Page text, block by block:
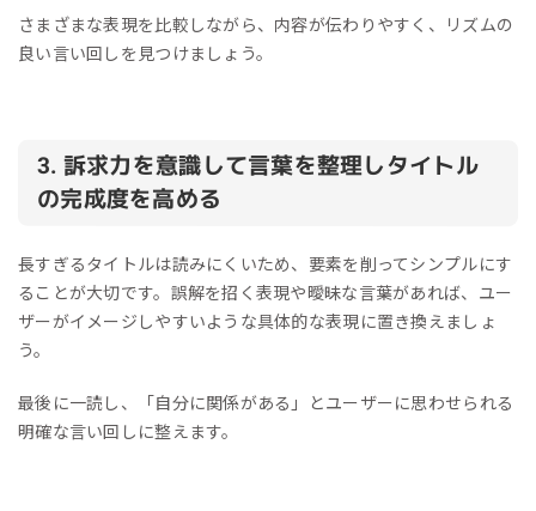
さまざまな表現を比較しながら、内容が伝わりやすく、リズムの
良い言い回しを見つけましょう。
3. 訴求力を意識して言葉を整理しタイトル
の完成度を高める
長すぎるタイトルは読みにくいため、要素を削ってシンプルにす
ることが大切です。誤解を招く表現や曖昧な言葉があれば、ユー
ザーがイメージしやすいような具体的な表現に置き換えましょ
う。
最後に一読し、「自分に関係がある」とユーザーに思わせられる
明確な言い回しに整えます。